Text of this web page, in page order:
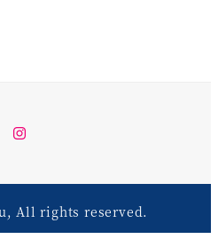
instagram
All rights reserved.